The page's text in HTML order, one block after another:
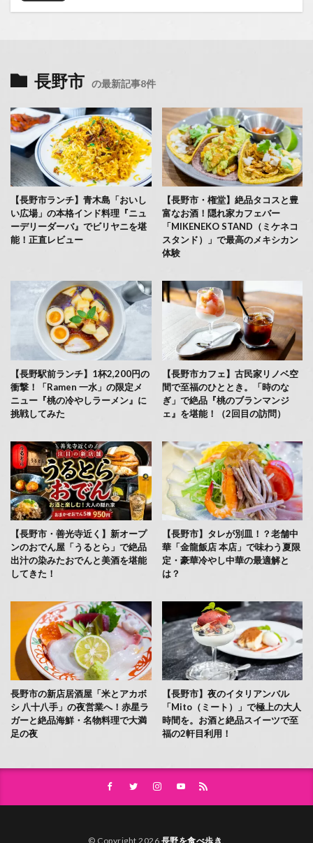
長野市 の最新記事8件
【長野市ランチ】青木島「おいし
い広場」の本格インド料理『ニュ
ーデリーダーバ』でビリヤニを堪
能！正直レビュー
【長野市・権堂】絶品タコスと豊
富なお酒！隠れ家カフェバー
「MIKENEKO STAND（ミケネコ
スタンド）」で最高のメキシカン
体験
【長野駅前ランチ】1杯2,200円の
衝撃！「Ramen 一水」の限定メ
ニュー『桃の冷やしラーメン』に
挑戦してみた
【長野市カフェ】古民家リノベ空
間で至福のひととき。「時のな
ぎ」で絶品『桃のブランマンジ
ェ』を堪能！（2回目の訪問）
【長野市・善光寺近く】新オープ
ンのおでん屋「うるとら」で絶品
出汁の染みたおでんと美酒を堪能
してきた！
【長野市】タレが別皿！？老舗中
華「金龍飯店 本店」で味わう夏限
定・豪華冷やし中華の最適解と
は？
長野市の新店居酒屋「米とアカボ
シ 八十八手」の夜営業へ！赤星ラ
ガーと絶品海鮮・名物料理で大満
足の夜
【長野市】夜のイタリアンバル
「Mito（ミート）」で極上の大人
時間を。お酒と絶品スイーツで至
福の2軒目利用！
© Copyright 2026 長野を食べ歩き